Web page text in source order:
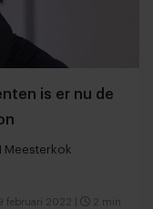
is er nu de
Meesterkok
februari 2022 2 min